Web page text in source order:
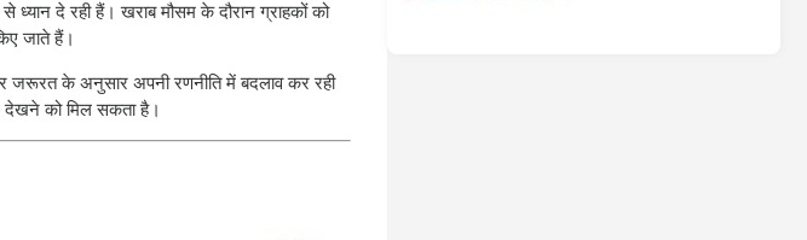
ध्यान दे रही हैं। खराब मौसम के दौरान ग्राहकों को
जाते हैं।
जरूरत के अनुसार अपनी रणनीति में बदलाव कर रही
देखने को मिल सकता है।